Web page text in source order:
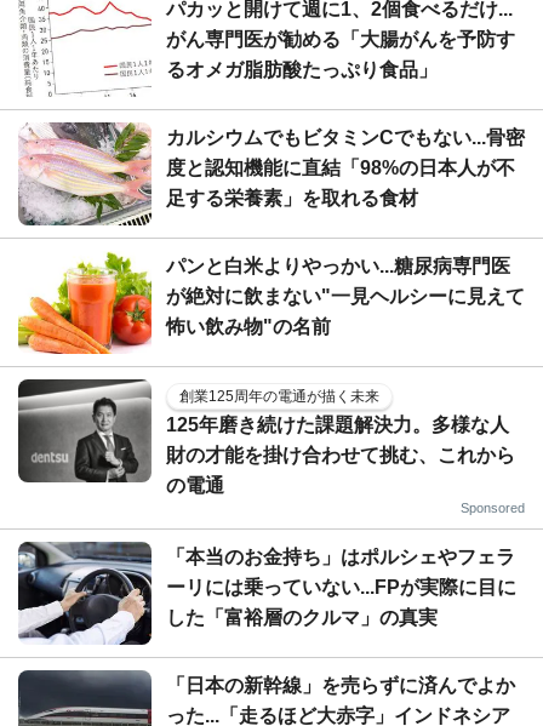
パカッと開けて週に1、2個食べるだけ...
がん専門医が勧める「大腸がんを予防す
るオメガ脂肪酸たっぷり食品」
カルシウムでもビタミンCでもない...骨密
度と認知機能に直結「98%の日本人が不
足する栄養素」を取れる食材
パンと白米よりやっかい...糖尿病専門医
が絶対に飲まない"一見ヘルシーに見えて
怖い飲み物"の名前
創業125周年の電通が描く未来
125年磨き続けた課題解決力。多様な人
財の才能を掛け合わせて挑む、これから
の電通
Sponsored
「本当のお金持ち」はポルシェやフェラ
ーリには乗っていない...FPが実際に目に
した「富裕層のクルマ」の真実
「日本の新幹線」を売らずに済んでよか
った...「走るほど大赤字」インドネシア